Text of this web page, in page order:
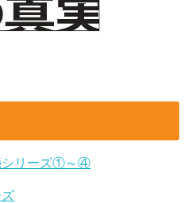
シリーズ①～④